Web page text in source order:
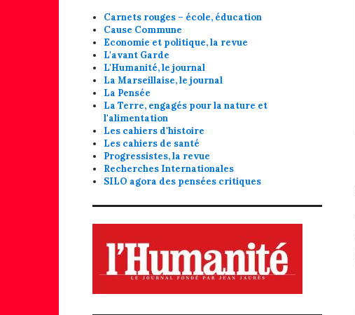
Carnets rouges – école, éducation
Cause Commune
Economie et politique, la revue
L'avant Garde
L'Humanité, le journal
La Marseillaise, le journal
La Pensée
La Terre, engagés pour la nature et
l'alimentation
Les cahiers d'histoire
Les cahiers de santé
Progressistes, la revue
Recherches Internationales
SILO agora des pensées critiques